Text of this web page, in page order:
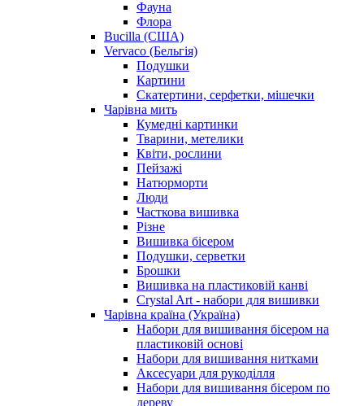
Фауна
Флора
Bucilla (США)
Vervaco (Бельгія)
Подушки
Картини
Скатертини, серфетки, мішечки
Чарiвна мить
Кумедні картинки
Тварини, метелики
Квіти, рослини
Пейзажі
Натюрморти
Люди
Часткова вишивка
Різне
Вишивка бісером
Подушки, серветки
Брошки
Вишивка на пластиковій канві
Crystal Art - набори для вишивки
Чарівна країна (Україна)
Набори для вишивання бісером на
пластиковій основі
Набори для вишивання нитками
Аксесуари для рукоділля
Набори для вишивання бісером по
дереву